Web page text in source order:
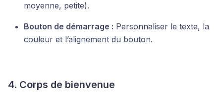
moyenne, petite).
Bouton de démarrage : Personnaliser le texte, la
couleur et l’alignement du bouton.
4. Corps de bienvenue